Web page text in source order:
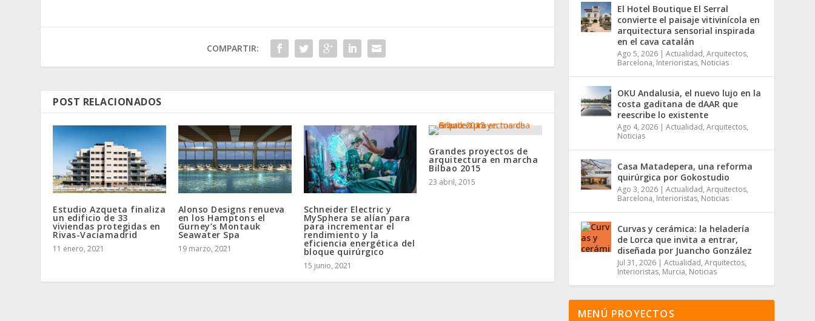
COMPARTIR:
POST RELACIONADOS
Estudio Azqueta finaliza
un edificio de 33
viviendas protegidas en
Rivas-Vaciamadrid
11 enero, 2021
Alonso Designs renueva
en los Hamptons el
Gurney’s Montauk
Seawater Spa
19 marzo, 2021
Schneider Electric y
MySphera se alían para
para incrementar el
rendimiento y la
eficiencia energética del
bloque quirúrgico
15 junio, 2021
Grandes proyectos de
arquitectura en marcha
Bilbao 2015
23 abril, 2015
El Hotel Boutique El Serral
convierte el paisaje vitivinícola en
arquitectura sensorial inspirada
en el cava catalán
Ago 5, 2026 | Actualidad, Arquitectos,
Barcelona, Interioristas, Noticias
OKU Andalusia, el nuevo lujo en la
costa gaditana de dAAR que
reescribe lo existente
Ago 4, 2026 | Actualidad, Arquitectos,
Noticias
Casa Matadepera, una reforma
quirúrgica por Gokostudio
Ago 3, 2026 | Actualidad, Arquitectos,
Barcelona, Interioristas, Noticias
Curvas y cerámica: la heladería
de Lorca que invita a entrar,
diseñada por Juancho González
Jul 31, 2026 | Actualidad, Arquitectos,
Interioristas, Murcia, Noticias
MENÚ PROYECTOS